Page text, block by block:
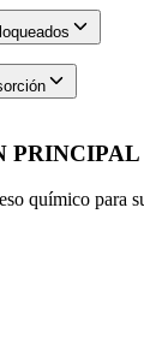
PRINCIPAL
químico para